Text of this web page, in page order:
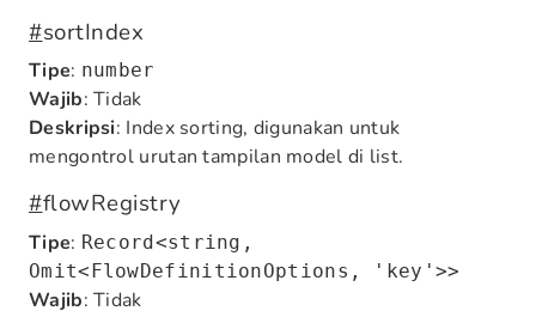
#sortIndex
Tipe: number
Wajib: Tidak
Deskripsi: Index sorting, digunakan untuk
mengontrol urutan tampilan model di list.
#flowRegistry
Tipe: Record<string,
Omit<FlowDefinitionOptions, 'key'>>
Wajib: Tidak